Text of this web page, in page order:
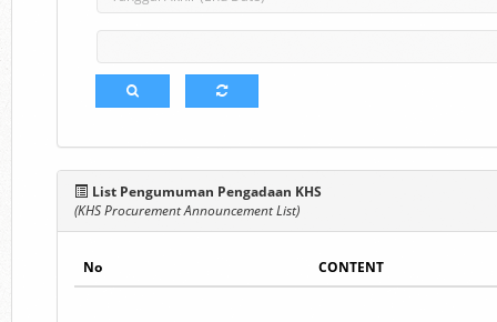
List Pengumuman Pengadaan KHS
(KHS Procurement Announcement List)
No CONTENT